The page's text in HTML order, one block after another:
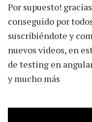
Por supuesto!
conseguido por
suscribiéndote y
nuevos videos, en
de testing en
y mucho más